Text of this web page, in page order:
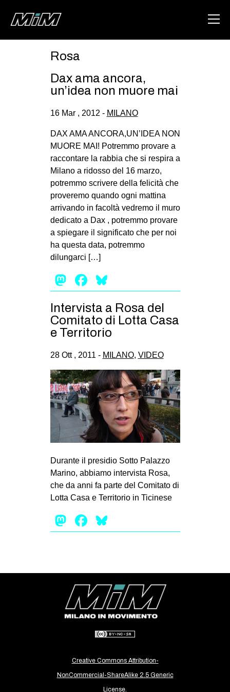
ABOUT
AREA
GAZA FREESTYLE
CSOA LAMBRETTA
MSM
STUDENTI TSUNAMI
ZAM
MILANO
MOBILITAZIONI
SPORT POPOLARE
MOVIMENTI
AMBIENTE
GENERI
MIGRAZIONI
PRECARIATO
REPRESSIONE
CULTURE
ARTE
MANIFESTI
AFRICA
AMERICHE
ESTREMO ORIENTE
MONDO
Rosa
Dax ama ancora,
un’idea non muore mai
16 Mar , 2012 - MILANO
DAX AMA ANCORA,UN’IDEA NON
MUORE MAI! Potremmo provare a
raccontare la rabbia che si respira a
Milano a ridosso del 16 marzo,
potremmo scrivere della felicità che
proveremo quando ogni mattina
arrivando in facoltà vedremo il muro
dedicato a Dax , potremmo provare
a spiegare il significato che per noi
ha questa data, potremmo
dilungarci […]
Mastodon
Facebook
Intervista a Rosa del
Comitato di Lotta Casa
e Territorio
28 Ott , 2011 - MILANO, VIDEO
Durante il presidio Sotto Palazzo
Marino, abbiamo intervista Rosa,
che da anni fa parte del Comitato di
Lotta Casa e Territorio in Ticinese
Mastodon
Facebook
Creative Commons Attribution-
NonCommercial-ShareAlike 2.5 Generic
License.